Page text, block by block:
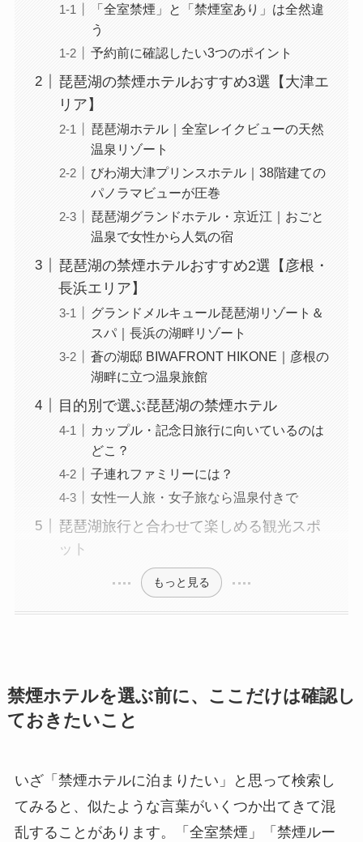
「全室禁煙」と「禁煙室あり」は全然違
う
予約前に確認したい3つのポイント
琵琶湖の禁煙ホテルおすすめ3選【大津エ
リア】
琵琶湖ホテル｜全室レイクビューの天然
温泉リゾート
びわ湖大津プリンスホテル｜38階建ての
パノラマビューが圧巻
琵琶湖グランドホテル・京近江｜おごと
温泉で女性から人気の宿
琵琶湖の禁煙ホテルおすすめ2選【彦根・
長浜エリア】
グランドメルキュール琵琶湖リゾート＆
スパ｜長浜の湖畔リゾート
蒼の湖邸 BIWAFRONT HIKONE｜彦根の
湖畔に立つ温泉旅館
目的別で選ぶ琵琶湖の禁煙ホテル
カップル・記念日旅行に向いているのは
どこ？
子連れファミリーには？
女性一人旅・女子旅なら温泉付きで
琵琶湖旅行と合わせて楽しめる観光スポ
ット
もっと見る
禁煙ホテルを選ぶ前に、ここだけは確認し
ておきたいこと
いざ「禁煙ホテルに泊まりたい」と思って検索し
てみると、似たような言葉がいくつか出てきて混
乱することがあります。「全室禁煙」「禁煙ルー